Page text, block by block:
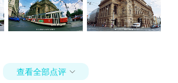
查看全部点评 